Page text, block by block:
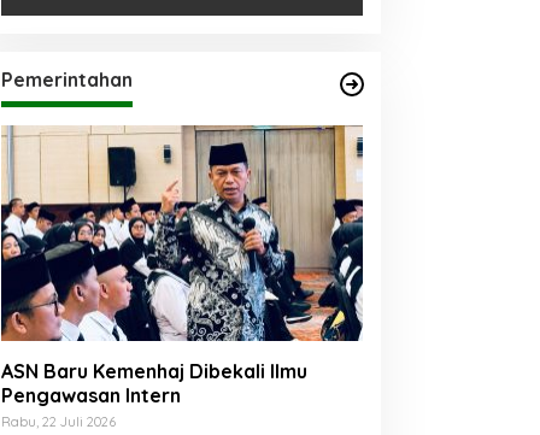
Pemerintahan
ASN Baru Kemenhaj Dibekali Ilmu
Pengawasan Intern
Rabu, 22 Juli 2026